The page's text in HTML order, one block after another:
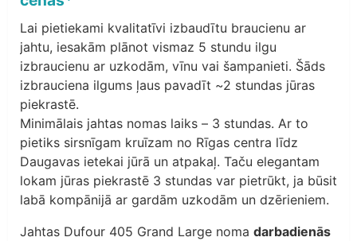
Lai pietiekami kvalitatīvi izbaudītu braucienu ar
jahtu, iesakām plānot vismaz 5 stundu ilgu
izbraucienu ar uzkodām, vīnu vai šampanieti. Šāds
izbrauciena ilgums ļaus pavadīt ~2 stundas jūras
piekrastē.
Minimālais jahtas nomas laiks – 3 stundas. Ar to
pietiks sirsnīgam kruīzam no Rīgas centra līdz
Daugavas ietekai jūrā un atpakaļ. Taču elegantam
lokam jūras piekrastē 3 stundas var pietrūkt, ja būsit
labā kompānijā ar gardām uzkodām un dzērieniem.
Jahtas Dufour 405 Grand Large noma darbadienās